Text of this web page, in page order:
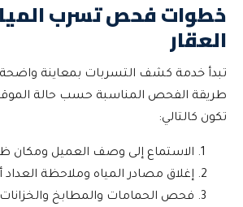
خطوات فحص تسرب
العقار
تبدأ خدمة كشف التسربات بمعاينة
طريقة الفحص المناسبة حسب حالة
تكون كالتالي:
الاستماع إلى وصف العميل ومكان
إغلاق مصادر المياه وملاحظة
فحص الحمامات والمطابخ